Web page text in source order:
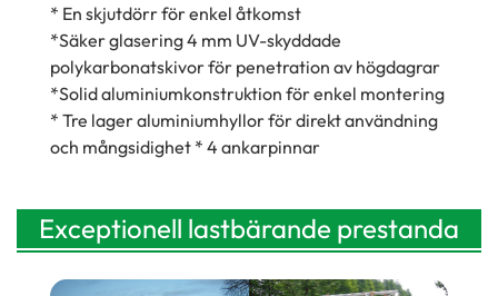
* En skjutdörr för enkel åtkomst
*Säker glasering 4 mm UV-skyddade
polykarbonatskivor för penetration av högdagrar
*Solid aluminiumkonstruktion för enkel montering
* Tre lager aluminiumhyllor för direkt användning
och mångsidighet * 4 ankarpinnar
Exceptionell lastbärande prestanda